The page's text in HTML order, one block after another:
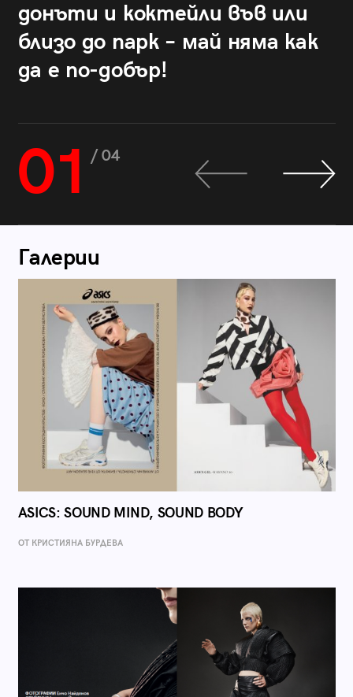
донъти и коктейли във или
близо до парк – май няма как
да е по-добър!
01 / 04
Галерии
ASICS: SOUND MIND, SOUND BODY
ОТ КРИСТИЯНА БУРДЕВА